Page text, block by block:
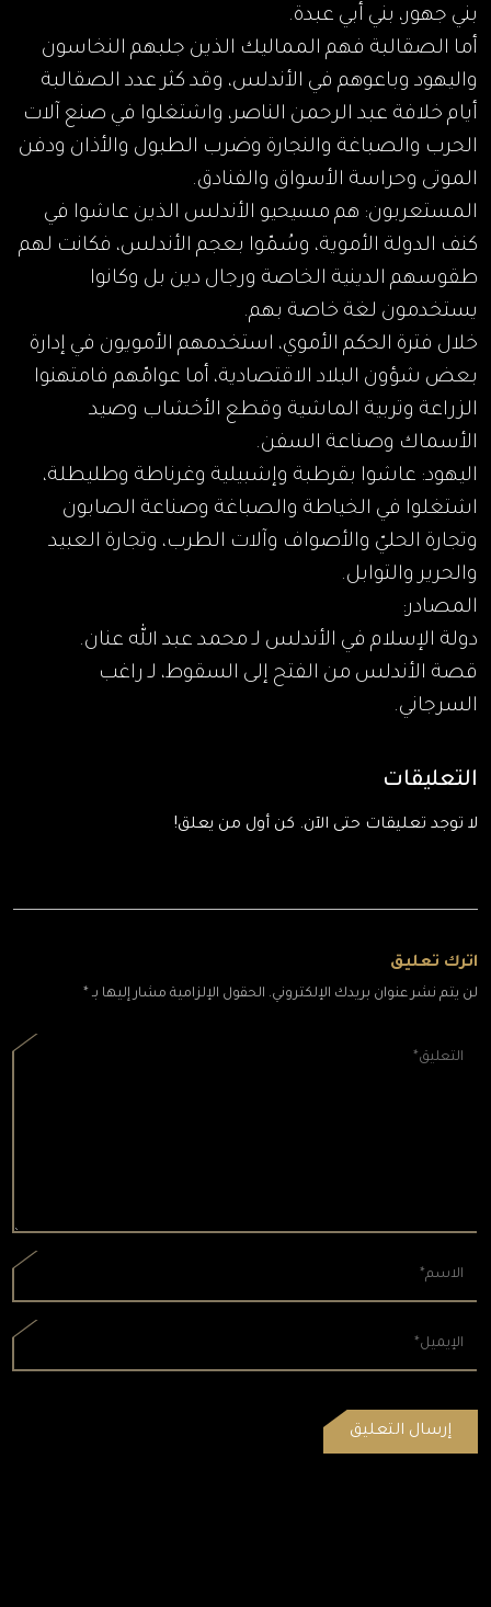
بني جهور، بني أبي عبدة.
أما الصقالبة فهم المماليك الذين جلبهم النخاسون
واليهود وباعوهم في الأندلس، وقد كثر عدد الصقالبة
أيام خلافة عبد الرحمن الناصر، واشتغلوا في صنع آلات
الحرب والصباغة والنجارة وضرب الطبول والأذان ودفن
الموتى وحراسة الأسواق والفنادق.
المستعربون: هم مسيحيو الأندلس الذين عاشوا في
كنف الدولة الأموية، وسُمّوا بعجم الأندلس، فكانت لهم
طقوسهم الدينية الخاصة ورجال دين بل وكانوا
يستخدمون لغة خاصة بهم.
خلال فترة الحكم الأموي، استخدمهم الأمويون في إدارة
بعض شؤون البلاد الاقتصادية، أما عوامّهم فامتهنوا
الزراعة وتربية الماشية وقطع الأخشاب وصيد
الأسماك وصناعة السفن.
اليهود: عاشوا بقرطبة وإشبيلية وغرناطة وطليطلة،
اشتغلوا في الخياطة والصباغة وصناعة الصابون
وتجارة الحليّ والأصواف وآلات الطرب، وتجارة العبيد
والحرير والتوابل.
المصادر:
دولة الإسلام في الأندلس لـ محمد عبد الله عنان.
قصة الأندلس من الفتح إلى السقوط، لـ راغب
السرجاني.
التعليقات
لا توجد تعليقات حتى الآن. كن أول من يعلق!
اترك تعليق
لن يتم نشر عنوان بريدك الإلكتروني. الحقول الإلزامية مشار إليها بـ *